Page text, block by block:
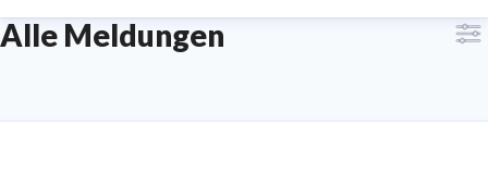
Alle Meldungen